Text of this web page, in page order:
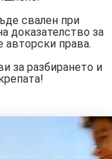
свален при
доказателство за
авторски права.
за разбирането и